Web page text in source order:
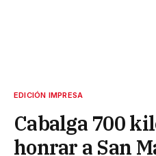
EDICIÓN IMPRESA
Cabalga 700
honrar a San